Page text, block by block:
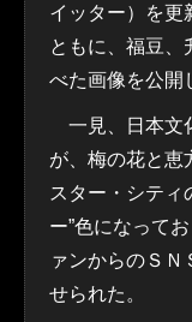
イッター）を更
ともに、福豆、
べた画像を公開
一見、日本文
が、梅の花と恵
スター・シティ
ー”色になって
ァンからのＳ
せられた。